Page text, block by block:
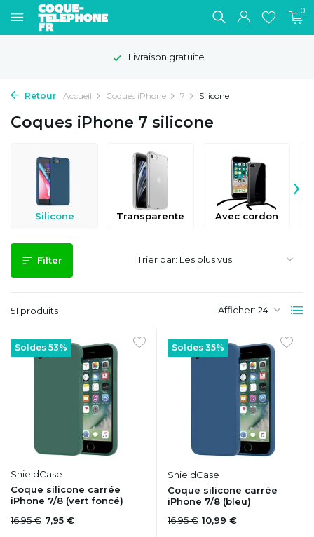
0
Livraison gratuite
Retour Accueil Coques iPhone 7 Silicone
Coques iPhone 7 silicone
Silicone Transparente Avec cordon
›
Filter
51 produits Afficher:
Trier par:
Soldes 53%
ShieldCase
Coque silicone carrée
iPhone 7/8 (vert foncé)
16,95 € 7,95 €
Soldes 35%
ShieldCase
Coque silicone carrée
iPhone 7/8 (bleu)
16,95 € 10,99 €